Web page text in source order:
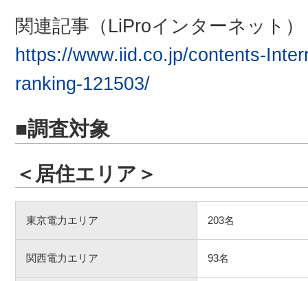
関連記事（LiProインターネット）
https://www.iid.co.jp/contents-
ranking-121503/
■調査対象
＜居住エリア＞
東京電力エリア 203名
関西電力エリア 93名